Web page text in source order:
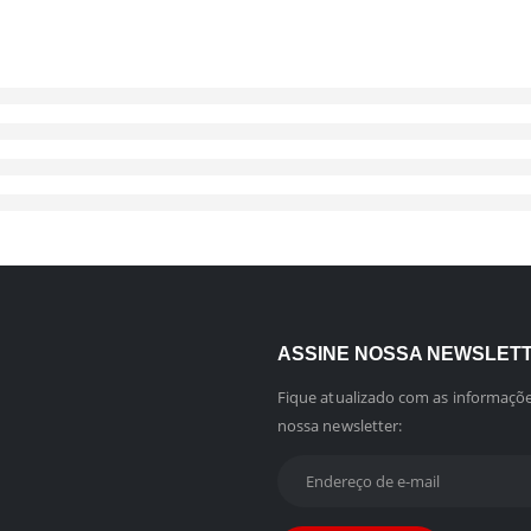
ASSINE NOSSA
Fique atualizado com as
nossa newsletter: